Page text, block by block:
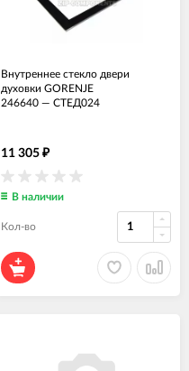
Внутреннее стекло двери
духовки GORENJE
246640 — СТЕД024
11 305 ₽
В наличии
Кол-во